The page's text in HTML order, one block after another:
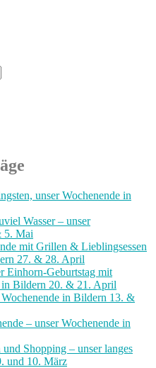
unser Wochenende in
Wasser – unser
5. Mai
mit Grillen & Lieblingsessen
27. & 28. April
Einhorn-Geburtstag mit
in Bildern 20. & 21. April
in Bildern 13. &
– unser Wochenende in
Shopping – unser langes
und 10. März